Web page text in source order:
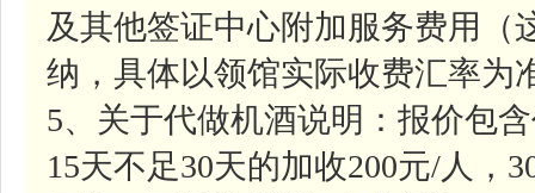
及其他签证中心附加服务费用（
纳，具体以领馆实际收费汇率为
5、关于代做机酒说明：报价包
15天不足30天的加收200元/人，